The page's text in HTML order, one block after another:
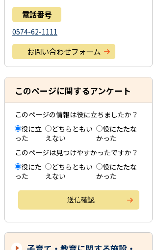
電話番号
0574-62-1111
お問い合わせフォーム
このページに関するアンケート
このページの情報は役に立ちましたか？
役に立
った
どちらともい
えない
役にたたな
かった
このページは見つけやすかったですか？
役にた
った
どちらともい
えない
役にたたな
かった